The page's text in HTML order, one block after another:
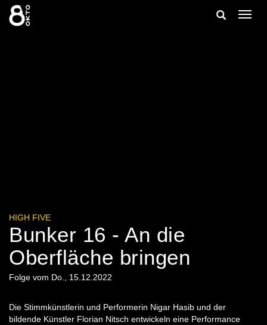
Zum
Inhalt
springen
Suche
HIGH FIVE
Bunker 16 - An die
Oberfläche bringen
Folge vom Do., 15.12.2022
Die Stimmkünstlerin und Performerin Nigar Hasib und der
bildende Künstler Florian Nitsch entwickeln eine Performance